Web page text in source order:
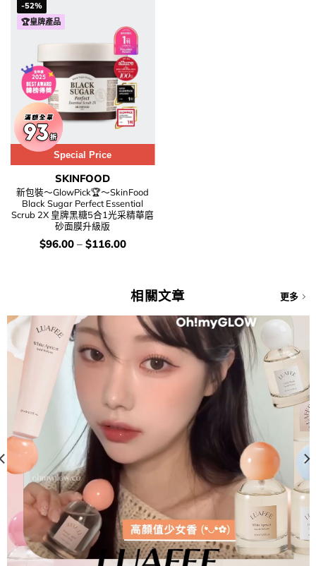
-52%
🏆皇牌產品
Special Price
SKINFOOD
新包裝～GlowPick🏆～SkinFood
Black Sugar Perfect Essential
Scrub 2X 皇牌黑糖5合1光采精華磨
砂面膜升級版
價
錢：
$96.00– $116.00
相關文章 更多